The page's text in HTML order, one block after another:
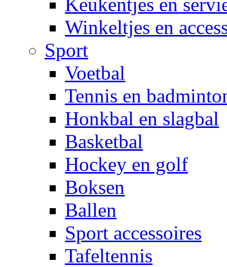
Winkeltjes en
Sport
Voetbal
Tennis en
Honkbal en slagbal
Basketbal
Hockey en golf
Boksen
Ballen
Sport accessoires
Tafeltennis